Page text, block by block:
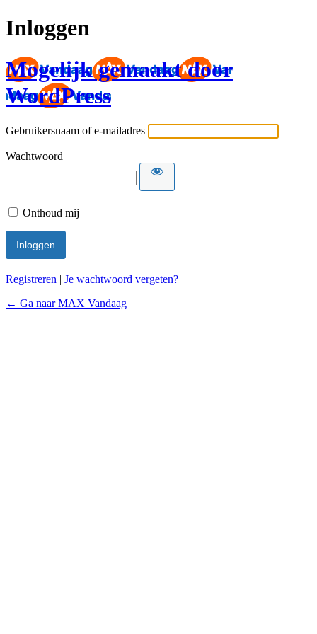
Inloggen
Mogelijk gemaakt door
WordPress
Gebruikersnaam of e-mailadres
Wachtwoord
Onthoud mij
Registreren | Je wachtwoord vergeten?
← Ga naar MAX Vandaag